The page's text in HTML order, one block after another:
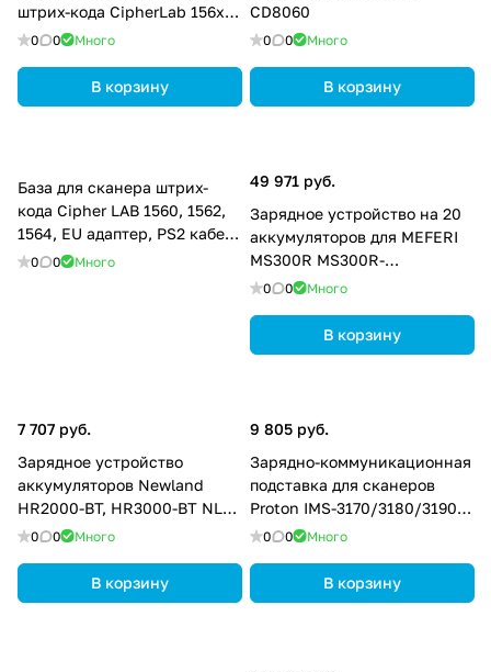
штрих-кода CipherLab 156х
A3656NBA0H001
0 0 Много
В корзину
CD8060
0 0 Много
В корзину
База для сканера штрих-
кода Cipher LAB 1560, 1562,
1564, EU адаптер, PS2 кабель
A3656NBA0R005
0 0 Много
49 971 руб.
Зарядное устройство на 20
аккумуляторов для MEFERI
MS300R MS300R-
20SBATCKIT-EU-01
0 0 Много
В корзину
7 707 руб.
Зарядное устройство
аккумуляторов Newland
HR2000-BT, HR3000-BT NLS-
BCD2000-4B
0 0 Много
В корзину
9 805 руб.
Зарядно-коммуникационная
подставка для сканеров
Proton IMS-3170/3180/3190
GPSVHB211210305
0 0 Много
В корзину